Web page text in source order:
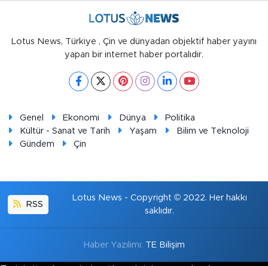
Lotus News, Türkiye , Çin ve dünyadan objektif haber yayını
yapan bir internet haber portalıdır.
Genel Ekonomi Dünya
Politika
Kültür - Sanat ve Tarih
Yaşam
Bilim ve Teknoloji
Gündem
Çin
RSS
Lotus News - Copyright © 2022. Her hakkı
saklıdır.
Haber Yazılımı: TE Bilişim